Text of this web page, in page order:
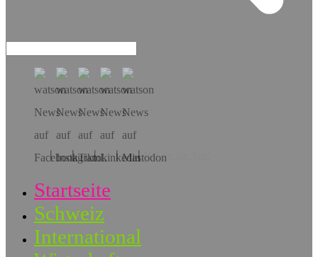
Hol dir die App!
Startseite
Schweiz
International